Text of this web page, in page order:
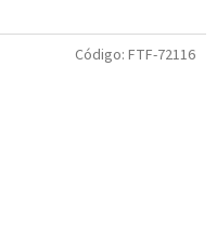
Código: FTF-72116